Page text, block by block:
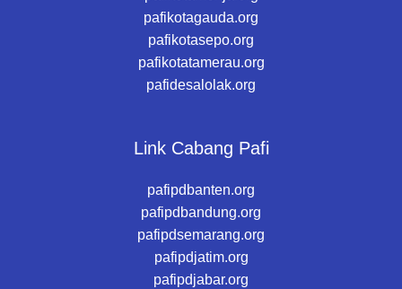
pafikotagauda.org
pafikotasepo.org
pafikotatamerau.org
pafidesalolak.org
Link Cabang Pafi
pafipdbanten.org
pafipdbandung.org
pafipdsemarang.org
pafipdjatim.org
pafipdjabar.org